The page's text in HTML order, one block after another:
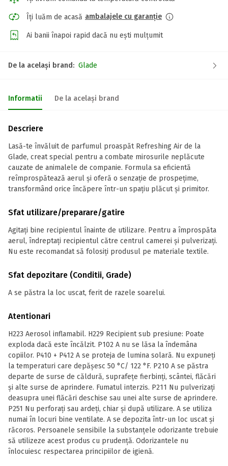
Îți luăm de acasă ambalajele cu garanție
Ai banii înapoi rapid dacă nu ești mulțumit
De la același brand: Glade
Informatii De la același brand
Descriere
Lasă-te învăluit de parfumul proaspăt Refreshing Air de la
Glade, creat special pentru a combate mirosurile neplăcute
cauzate de animalele de companie. Formula sa eficientă
reîmprospătează aerul și oferă o senzație de prospețime,
transformând orice încăpere într-un spațiu plăcut și primitor.
Sfat utilizare/preparare/gatire
Agitați bine recipientul înainte de utilizare. Pentru a împrospăta
aerul, îndreptați recipientul către centrul camerei și pulverizați.
Nu este recomandat să folosiți produsul pe materiale textile.
Sfat depozitare (Conditii, Grade)
A se păstra la loc uscat, ferit de razele soarelui.
Atentionari
H223 Aerosol inflamabil. H229 Recipient sub presiune: Poate
exploda dacă este încălzit. P102 A nu se lăsa la îndemâna
copiilor. P410 + P412 A se proteja de lumina solară. Nu expuneţi
la temperaturi care depăşesc 50 °C/ 122 °F. P210 A se păstra
departe de surse de căldură, suprafețe fierbinți, scântei, flăcări
și alte surse de aprindere. Fumatul interzis. P211 Nu pulverizaţi
deasupra unei flăcări deschise sau unei alte surse de aprindere.
P251 Nu perforați sau ardeți, chiar și după utilizare. A se utiliza
numai în locuri bine ventilate. A se depozita într-un loc uscat și
răcoros. Persoanele sensibile la substanţele odorizante trebuie
să utilizeze acest produs cu prudenţă. Odorizantele nu
înlocuiesc respectarea principiilor de igienă.